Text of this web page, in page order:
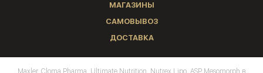
МАГАЗИНЫ
САМОВЫВОЗ
ДОСТАВКА
Maxler, Cloma Pharma, Ultimate Nutrition, Nutrex Lipo, ASP Mesomorph в